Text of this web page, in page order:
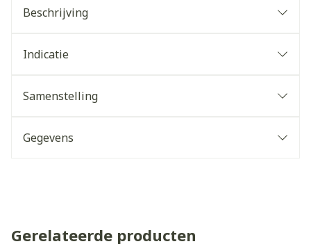
Beschrijving
Indicatie
Samenstelling
Gegevens
Gerelateerde producten